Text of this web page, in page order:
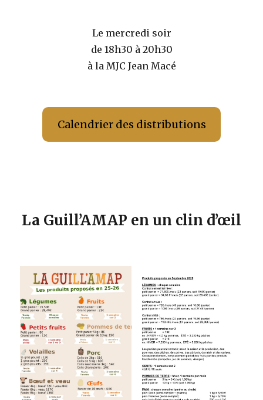
Le mercredi soir
de 18h30 à 20h30
à la MJC Jean Macé
Calendrier des distributions
La Guill’AMAP en un clin d’œil